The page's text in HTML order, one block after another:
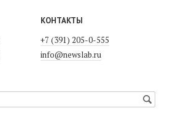
КОНТАКТЫ
+7 (391) 205-0-555
info@newslab.ru